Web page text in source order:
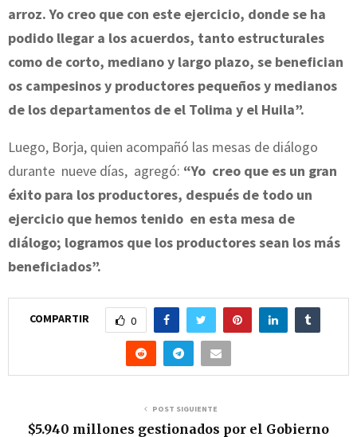
arroz. Yo creo que con este ejercicio, donde se ha
podido llegar a los acuerdos, tanto estructurales
como de corto, mediano y largo plazo, se benefician
os campesinos y productores pequeños y medianos
de los departamentos de el Tolima y el Huila”.
Luego, Borja, quien acompañó las mesas de diálogo
durante nueve días, agregó: “Yo creo que es un gran
éxito para los productores, después de todo un
ejercicio que hemos tenido en esta mesa de
diálogo; logramos que los productores sean los más
beneficiados”.
COMPARTIR 0
POST SIGUIENTE
$5.940 millones gestionados por el Gobierno